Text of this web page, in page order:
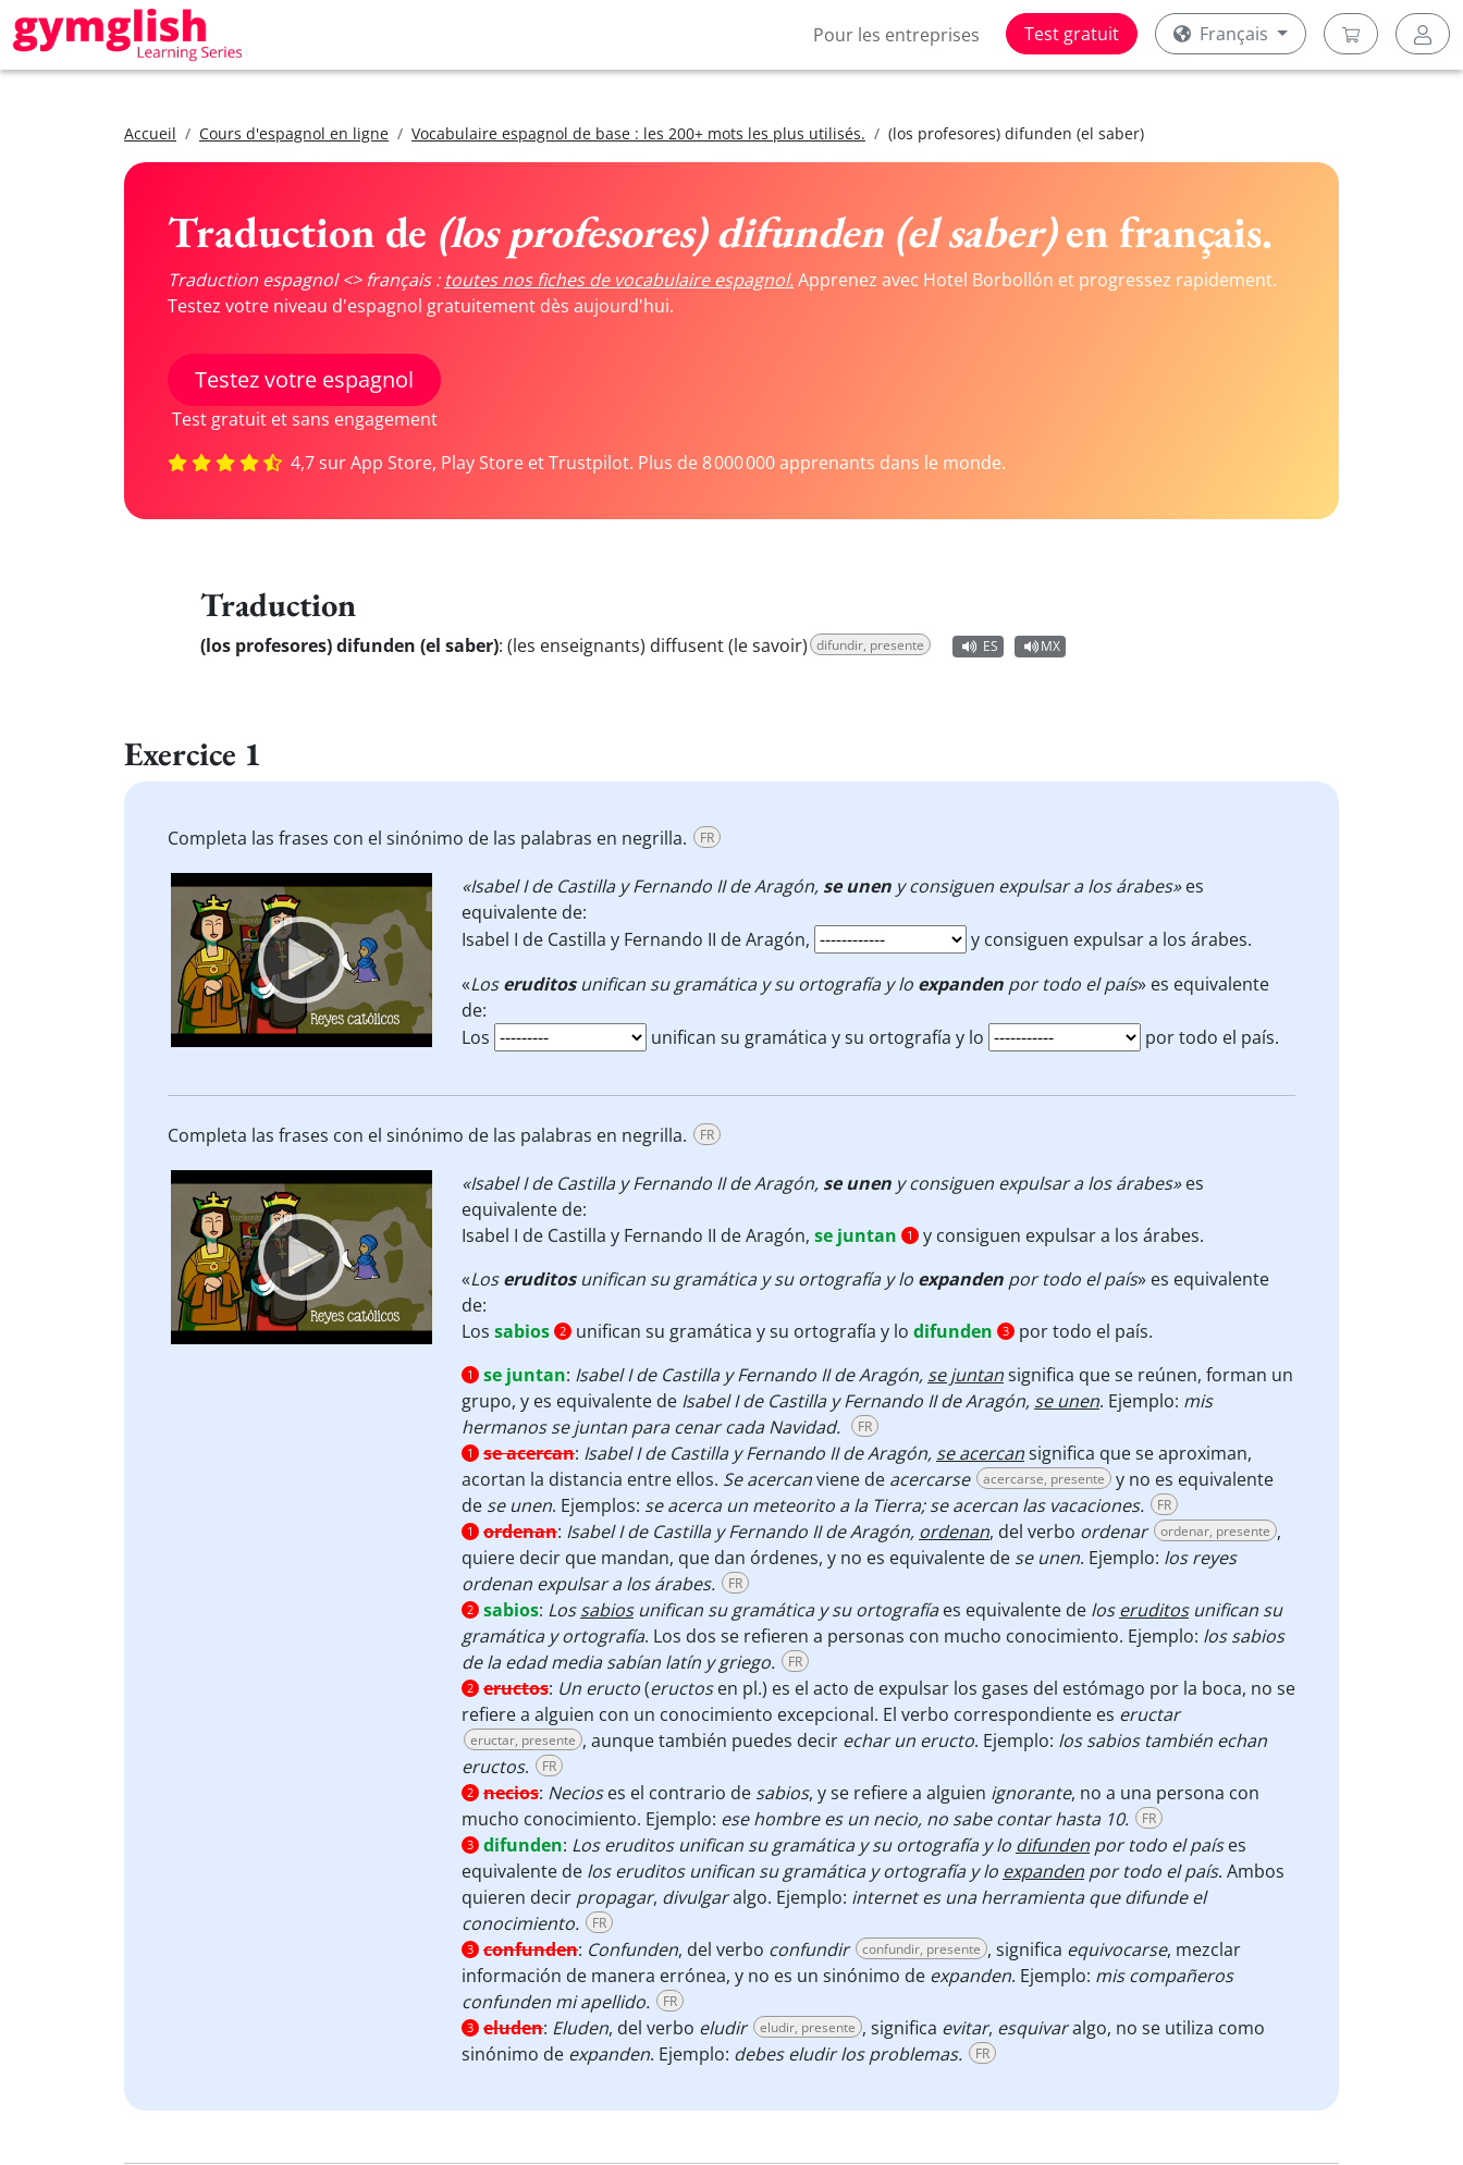
Pour les entreprises Test gratuit Français
Accueil Cours d'espagnol en ligne Vocabulaire espagnol de base : les 200+ mots les plus utilisés. (los profesores) difunden (el saber)
Traduction de (los profesores) difunden (el saber)en français.
Traduction espagnol <> français : toutes nos fiches de vocabulaire espagnol.Apprenez avec Hotel Borbollón et progressez rapidement.
Testez votre niveau d'espagnol gratuitement dès aujourd'hui.
Testez votre espagnol
Test gratuit et sans engagement
4,7 sur App Store, Play Store et Trustpilot. Plus de 8 000 000 apprenants dans le monde.
Traduction
(los profesores) difunden (el saber): (les enseignants) diffusent (le savoir) difundir, presente ES MX
Exercice 1
Completa las frases con el sinónimo de las palabras en negrilla. FR
Video
Player
«Isabel I de Castilla y Fernando II de Aragón, se unen y consiguen expulsar a los árabes»es
equivalente de:
Isabel I de Castilla y Fernando II de Aragón,
y consiguen expulsar a los árabes.
«Loseruditosunifican su gramática y su ortografía y lo expanden por todo el país» es equivalente
de:
Los
unifican su gramática y su ortografía y lo por todo el país.
Completa las frases con el sinónimo de las palabras en negrilla. FR
Video
Player
«Isabel I de Castilla y Fernando II de Aragón, se unen y consiguen expulsar a los árabes»es
equivalente de:
Isabel I de Castilla y Fernando II de Aragón, se juntan 1
y consiguen expulsar a los árabes.
«Loseruditosunifican su gramática y su ortografía y lo expanden por todo el país» es equivalente
de:
Los sabios 2 unifican su gramática y su ortografía y lo difunden 3 por todo el país.
1 se juntan: Isabel I de Castilla y Fernando II de Aragón, se juntansignifica que se reúnen, forman un
grupo, y es equivalente de Isabel I de Castilla y Fernando II de Aragón, se unen. Ejemplo: mis
hermanos se juntan para cenar cada Navidad.
FR
1 se acercan: Isabel I de Castilla y Fernando II de Aragón, se acercansignifica que se aproximan,
acortan la distancia entre ellos. Se acercanviene de acercarse acercarse, presente
y no es equivalente
de se unen. Ejemplos: se acerca un meteorito a la Tierra; se acercan las vacaciones. FR
1 ordenan: Isabel I de Castilla y Fernando II de Aragón, ordenan, del verbo ordenar ordenar, presente ,
quiere decir que mandan, que dan órdenes, y no es equivalente de se unen. Ejemplo: los reyes
ordenan expulsar a los árabes.
FR
2 sabios: Lossabiosunifican su gramática y su ortografíaes equivalente de loseruditosunifican su
gramática y ortografía. Los dos se refieren a personas con mucho conocimiento. Ejemplo: los sabios
de la edad media sabían latín y griego.
FR
2 eructos: Un eructo(eructosen pl.) es el acto de expulsar los gases del estómago por la boca, no se
refiere a alguien con un conocimiento excepcional. El verbo correspondiente es eructar
eructar, presente , aunque también puedes decir echar un eructo. Ejemplo: los sabios también echan
eructos. FR
2 necios: Necioses el contrario de sabios, y se refiere a alguien ignorante, no a una persona con
mucho conocimiento. Ejemplo: ese hombre es un necio, no sabe contar hasta 10. FR
3 difunden: Los eruditos unifican su gramática y su ortografía y lo difunden por todo el países
equivalente de los eruditos unifican su gramática y ortografía y lo expanden por todo el país. Ambos
quieren decir propagar, divulgaralgo. Ejemplo: internet es una herramienta que difunde el
conocimiento.
FR
3 confunden: Confunden, del verbo confundir confundir, presente , significa equivocarse, mezclar
información de manera errónea, y no es un sinónimo de expanden. Ejemplo: mis compañeros
confunden mi apellido.
FR
3 eluden: Eluden, del verbo eludir eludir, presente , significa evitar, esquivaralgo, no se utiliza como
sinónimo de expanden. Ejemplo: debes eludir los problemas. FR